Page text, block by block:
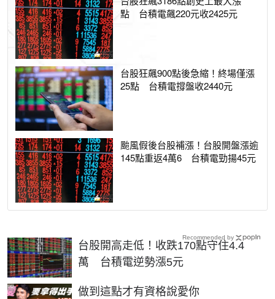
點 台積電飆220元收2425元
台股狂飆900點後急縮！終場僅漲
25點 台積電撐盤收2440元
颱風假後台股補漲！台股開盤漲逾
145點重返4萬6 台積電勁揚45元
台股開高走低！收跌170點守住4.4
萬 台積電逆勢漲5元
做到這點才有資格說愛你
PR
Recommended by